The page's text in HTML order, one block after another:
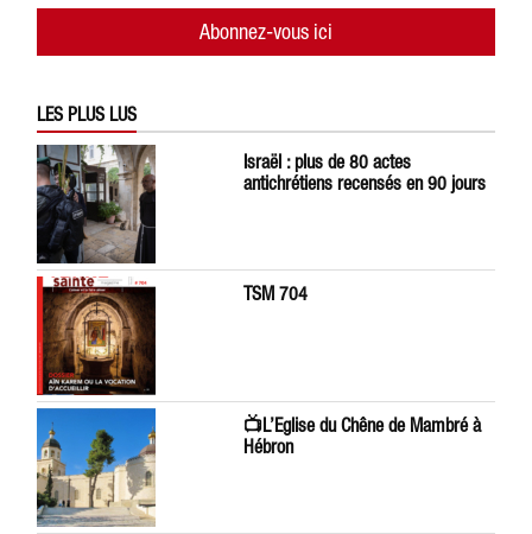
Abonnez-vous ici
LES PLUS LUS
Israël : plus de 80 actes
antichrétiens recensés en 90 jours
TSM 704
📺L’Eglise du Chêne de Mambré à
Hébron